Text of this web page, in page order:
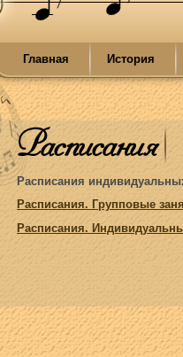
Главная История
Расписания
Расписания
Расписания. Групповые
Расписания.